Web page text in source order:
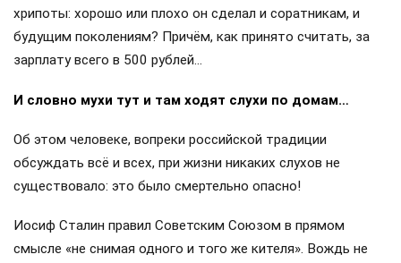
хрипоты: хорошо или плохо он сделал и соратникам, и
будущим поколениям? Причём, как принято считать, за
зарплату всего в 500 рублей…
И словно мухи тут и там ходят слухи по домам…
Об этом человеке, вопреки российской традиции
обсуждать всё и всех, при жизни никаких слухов не
существовало: это было смертельно опасно!
Иосиф Сталин правил Советским Союзом в прямом
смысле «не снимая одного и того же кителя». Вождь не